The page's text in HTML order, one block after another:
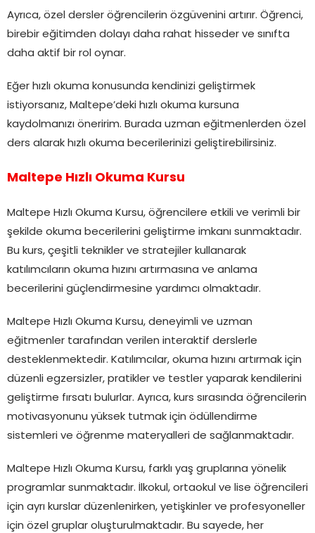
Ayrıca, özel dersler öğrencilerin özgüvenini artırır. Öğrenci,
birebir eğitimden dolayı daha rahat hisseder ve sınıfta
daha aktif bir rol oynar.
Eğer hızlı okuma konusunda kendinizi geliştirmek
istiyorsanız, Maltepe’deki hızlı okuma kursuna
kaydolmanızı öneririm. Burada uzman eğitmenlerden özel
ders alarak hızlı okuma becerilerinizi geliştirebilirsiniz.
Maltepe Hızlı Okuma Kursu
Maltepe Hızlı Okuma Kursu, öğrencilere etkili ve verimli bir
şekilde okuma becerilerini geliştirme imkanı sunmaktadır.
Bu kurs, çeşitli teknikler ve stratejiler kullanarak
katılımcıların okuma hızını artırmasına ve anlama
becerilerini güçlendirmesine yardımcı olmaktadır.
Maltepe Hızlı Okuma Kursu, deneyimli ve uzman
eğitmenler tarafından verilen interaktif derslerle
desteklenmektedir. Katılımcılar, okuma hızını artırmak için
düzenli egzersizler, pratikler ve testler yaparak kendilerini
geliştirme fırsatı bulurlar. Ayrıca, kurs sırasında öğrencilerin
motivasyonunu yüksek tutmak için ödüllendirme
sistemleri ve öğrenme materyalleri de sağlanmaktadır.
Maltepe Hızlı Okuma Kursu, farklı yaş gruplarına yönelik
programlar sunmaktadır. İlkokul, ortaokul ve lise öğrencileri
için ayrı kurslar düzenlenirken, yetişkinler ve profesyoneller
için özel gruplar oluşturulmaktadır. Bu sayede, her